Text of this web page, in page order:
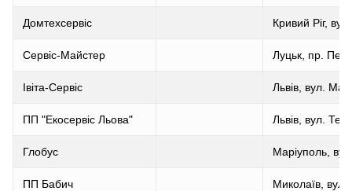
Домтехсервіс Кривий Ріг,
Сервіс-Майстер Луцьк, пр.
Івіта-Сервіс Львів, вул.
ПП "Екосервіс Льова" Львів, вул.
Глобус Маріуполь,
ПП Бабич Миколаїв, вул.